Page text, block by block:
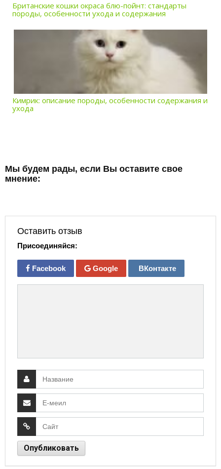
Британские кошки окраса блю-пойнт: стандарты
породы, особенности ухода и содержания
Кимрик: описание породы, особенности содержания и
ухода
Мы будем рады, если Вы оставите свое
мнение:
Оставить отзыв
Присоединяйся:
Facebook Google ВКонтакте